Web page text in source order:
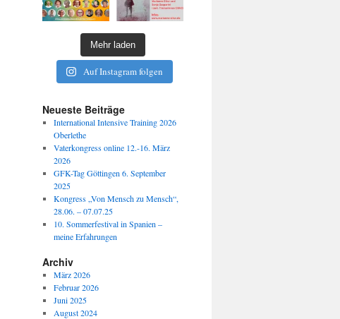
Mehr laden
Auf Instagram folgen
Neueste Beiträge
International Intensive Training 2026
Oberlethe
Vaterkongress online 12.-16. März
2026
GFK-Tag Göttingen 6. September
2025
Kongress „Von Mensch zu Mensch“,
28.06. – 07.07.25
10. Sommerfestival in Spanien –
meine Erfahrungen
Archiv
März 2026
Februar 2026
Juni 2025
August 2024